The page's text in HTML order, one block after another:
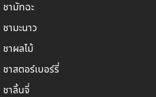
ชามัทฉะ
ชามะนาว
ชาผลไม้
ชาสตอร์เบอร์รี่
ชาลิ้นจี่